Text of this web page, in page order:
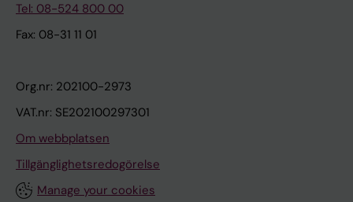
Tel: 08-524 800 00
Fax: 08-31 11 01
Org.nr: 202100-2973
VAT.nr: SE202100297301
Om webbplatsen
Tillgänglighetsredogörelse
Manage your cookies